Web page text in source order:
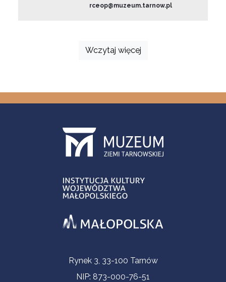
rceop@muzeum.tarnow.pl
Wczytaj więcej
Informacje kontaktoweRynek 3, 33-100 Tarnów
NIP: 873-000-76-51